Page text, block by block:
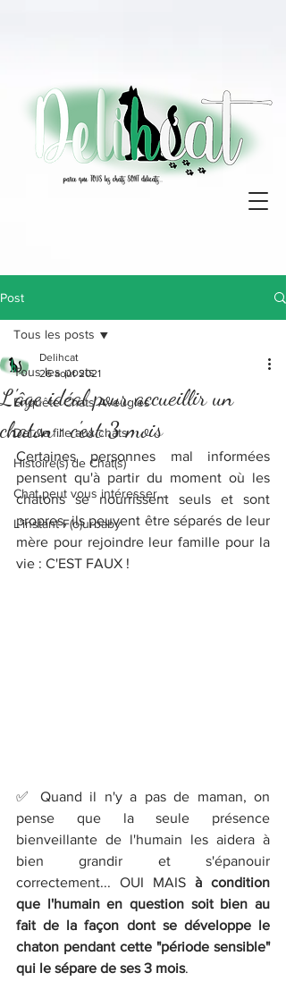
Post
Tous les posts
Enquête Chats Aveugles
Del...la fille aux chats
Histoire(s) de Chat(s)
Chat peut vous intéresser...
L'instant F(o)urbaby
Tous les posts
L'âge idéal pour accueillir un
chaton : c'est 3 mois
Delihcat
26 août 2021
Certaines personnes mal informées
pensent qu'à partir du moment où les
chatons se nourrissent seuls et sont
propres, ils peuvent être séparés de leur
mère pour rejoindre leur famille pour la
vie : C'EST FAUX !
✅ Quand il n'y a pas de maman, on
pense que la seule présence
bienveillante de l'humain les aidera à
bien grandir et s'épanouir
correctement... OUI MAIS à condition
que l'humain en question soit bien au
fait de la façon dont se développe le
chaton pendant cette "période sensible"
qui le sépare de ses 3 mois.